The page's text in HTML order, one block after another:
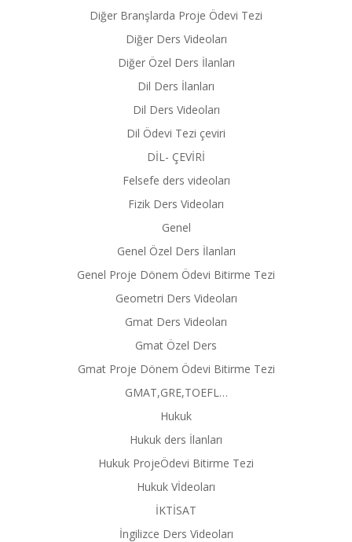
Diğer Branşlarda Proje Ödevi Tezi
Diğer Ders Videoları
Diğer Özel Ders İlanları
Dil Ders İlanları
Dil Ders Videoları
Dil Ödevi Tezi çeviri
DİL- ÇEVİRİ
Felsefe ders videoları
Fizik Ders Videoları
Genel
Genel Özel Ders İlanları
Genel Proje Dönem Ödevi Bitirme Tezi
Geometri Ders Videoları
Gmat Ders Videoları
Gmat Özel Ders
Gmat Proje Dönem Ödevi Bitirme Tezi
GMAT,GRE,TOEFL…
Hukuk
Hukuk ders İlanları
Hukuk ProjeÖdevi Bitirme Tezi
Hukuk Vİdeoları
İKTİSAT
İngilizce Ders Videoları